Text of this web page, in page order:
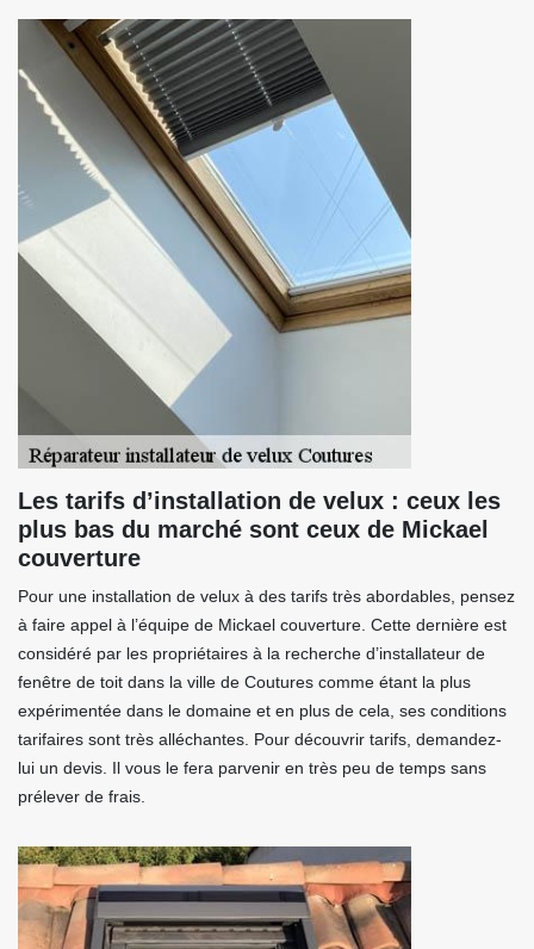
Les tarifs d’installation de velux : ceux les
plus bas du marché sont ceux de Mickael
couverture
Pour une installation de velux à des tarifs très abordables, pensez
à faire appel à l’équipe de Mickael couverture. Cette dernière est
considéré par les propriétaires à la recherche d’installateur de
fenêtre de toit dans la ville de Coutures comme étant la plus
expérimentée dans le domaine et en plus de cela, ses conditions
tarifaires sont très alléchantes. Pour découvrir tarifs, demandez-
lui un devis. Il vous le fera parvenir en très peu de temps sans
prélever de frais.